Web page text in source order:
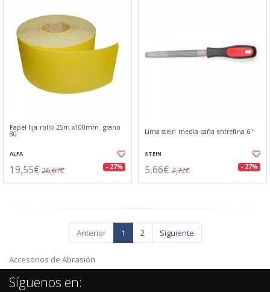
Papel lija rollo 25m.x100mm. grano
80
ALFA
19,55€ 26,67€ - 27%
Lima stein media caña entrefina 6"
STEIN
5,66€ 7,72€ - 27%
Anterior 1 2 Siguiente
Accesorios de Abrasión
Síguenos en: